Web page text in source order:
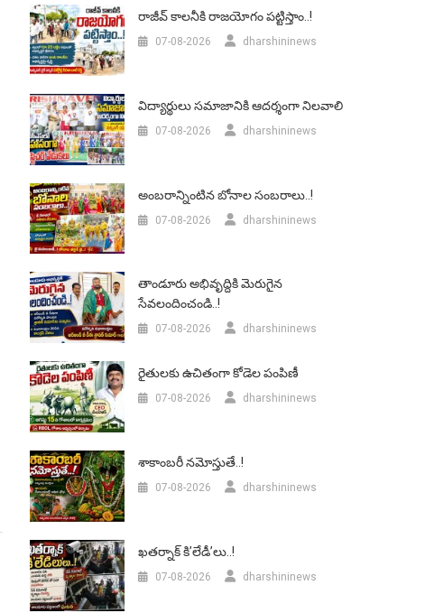
రాజీవ్ కాలనీకి రాజయోగం పట్టిస్తాం..!
07-08-2026 dharshininews
విద్యార్థులు సమాజానికి ఆదర్శంగా నిలవాలి
07-08-2026 dharshininews
అంబరాన్నింటిన బోనాల సంబరాలు..!
07-08-2026 dharshininews
తాండూరు అభివృద్దికి మెరుగైన
సేవలందించండి..!
07-08-2026 dharshininews
రైతులకు ఉచితంగా కోడెల పంపిణీ
07-08-2026 dharshininews
శాకాంబరీ నమోస్తుతే..!
07-08-2026 dharshininews
ఖతర్నాక్ కి’లేడీ’లు..!
07-08-2026 dharshininews